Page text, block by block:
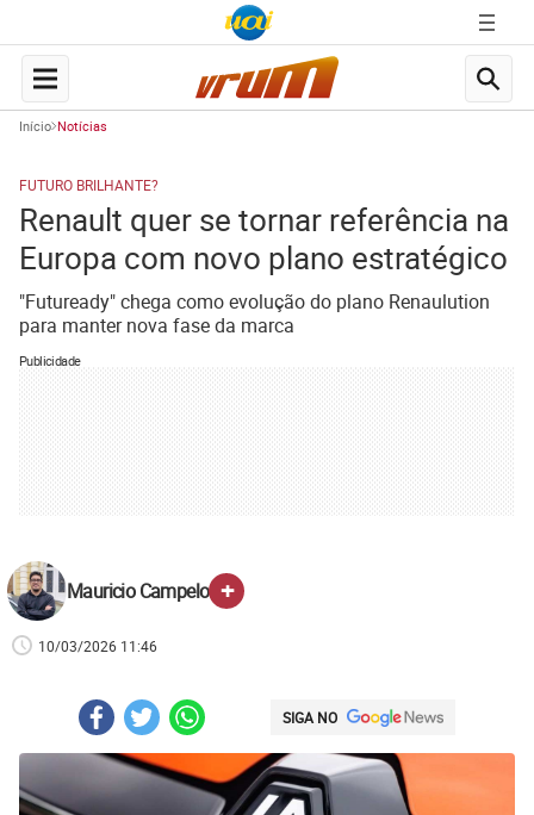
Início Notícias
FUTURO BRILHANTE?
Renault quer se tornar referência na
Europa com novo plano estratégico
"Futuready" chega como evolução do plano Renaulution
para manter nova fase da marca
Publicidade
Mauricio Campelo +
10/03/2026 11:46
SIGA NO